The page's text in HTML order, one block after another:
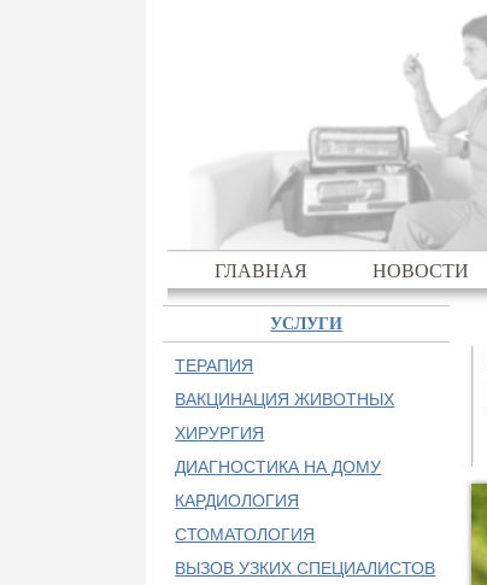
ГЛАВНАЯ НОВОСТИ
УСЛУГИ
ТЕРАПИЯ
ВАКЦИНАЦИЯ ЖИВОТНЫХ
ХИРУРГИЯ
ДИАГНОСТИКА НА ДОМУ
КАРДИОЛОГИЯ
СТОМАТОЛОГИЯ
ВЫЗОВ УЗКИХ СПЕЦИАЛИСТОВ